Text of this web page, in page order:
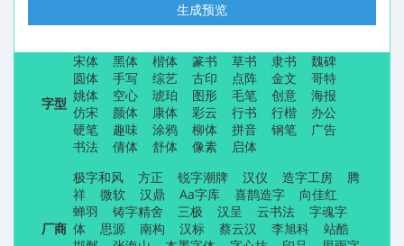
生成预览
字型
宋体 黑体 楷体 篆书 草书 隶书
魏碑
圆体
手写 综艺 古印 点阵 金文
哥特
姚体
空心 琥珀 图形 毛笔 创意
海报
仿宋
颜体 康体 彩云 行书 行楷
办公
硬笔
趣味 涂鸦 柳体 拼音 钢笔
广告
书法
倩体 舒体 像素 启体
厂商
极字和风 方正 锐字潮牌 汉仪 造字工房
腾
祥
微软 汉鼎 Aa字库 喜鹊造字
向佳红
蝉羽
铸字精舍 三极 汉呈 云书法
字魂字
体
思源 南构 汉标 蔡云汉 李旭科
站酷